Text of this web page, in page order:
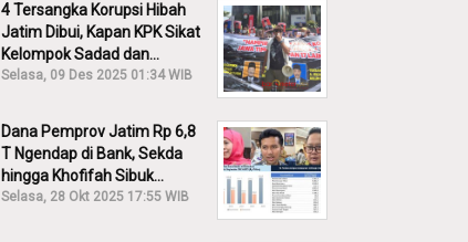
4 Tersangka Korupsi Hibah
Jatim Dibui, Kapan KPK Sikat
Kelompok Sadad dan
Iskandar?
Selasa, 09 Des 2025 01:34 WIB
Dana Pemprov Jatim Rp 6,8
T Ngendap di Bank, Sekda
hingga Khofifah Sibuk
Membantah!
Selasa, 28 Okt 2025 17:55 WIB